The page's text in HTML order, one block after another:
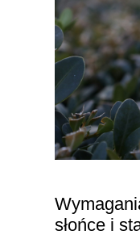
słońce i